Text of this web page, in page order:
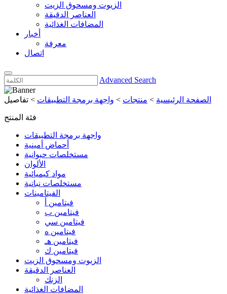
الزيوت ومسحوق الزيت
العناصر الدقيقة
المضافات الغذائية
أخبار
معرفة
اتصال
Advanced Search
الصفحة الرئيسية > منتجات > واجهة برمجة التطبيقات > تفاصيل
فئة المنتج
واجهة برمجة التطبيقات
أحماض أمينية
مستخلصات حيوانية
الألوان
مواد كيميائية
مستخلصات نباتية
الفيتامينات
فيتامين أ
فيتامين ب
فيتامين سي
فيتامين ه
فيتامين هـ
فيتامين ك
الزيوت ومسحوق الزيت
العناصر الدقيقة
الزنك
المضافات الغذائية